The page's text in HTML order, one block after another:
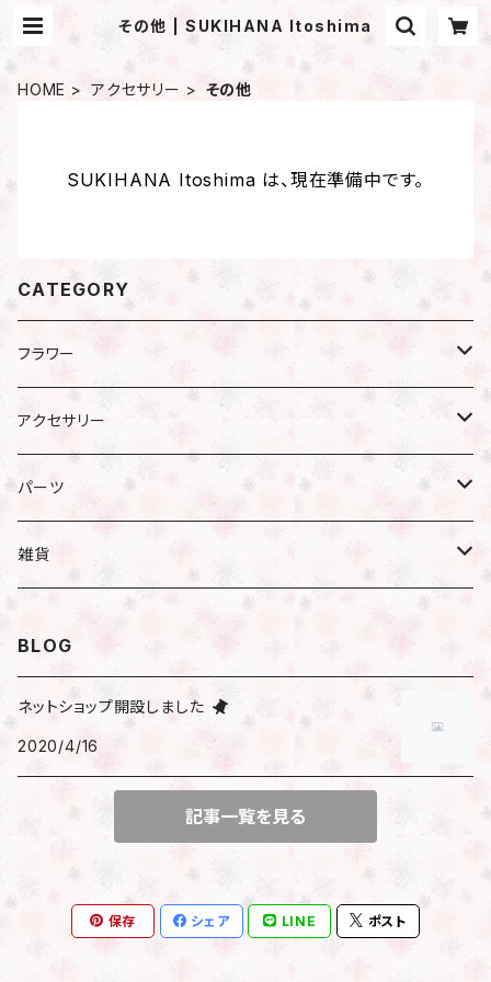
その他 | SUKIHANA Itoshima
HOME アクセサリー その他
SUKIHANA Itoshima は、現在準備中です。
CATEGORY
フラワー
プリザーブドフラワー
アジサイ
小分け
ドライフラワー
ハーバリウム
時計付きフラワーベース
包装
アクセサリー
ピアス
ピアス／イヤリング
ブレスレット
その他
パーツ
瓶
透明瓶（スリム）
透明瓶（ネコ）
透明瓶（ジャム）
ハーバリウムオイル
イヤリング
雑貨
マスキングテープ
シール
サンキューシール
フレークシール
BLOG
ネットショップ開設しました
2020/4/16
記事一覧を見る
保存 シェア LINE ポスト